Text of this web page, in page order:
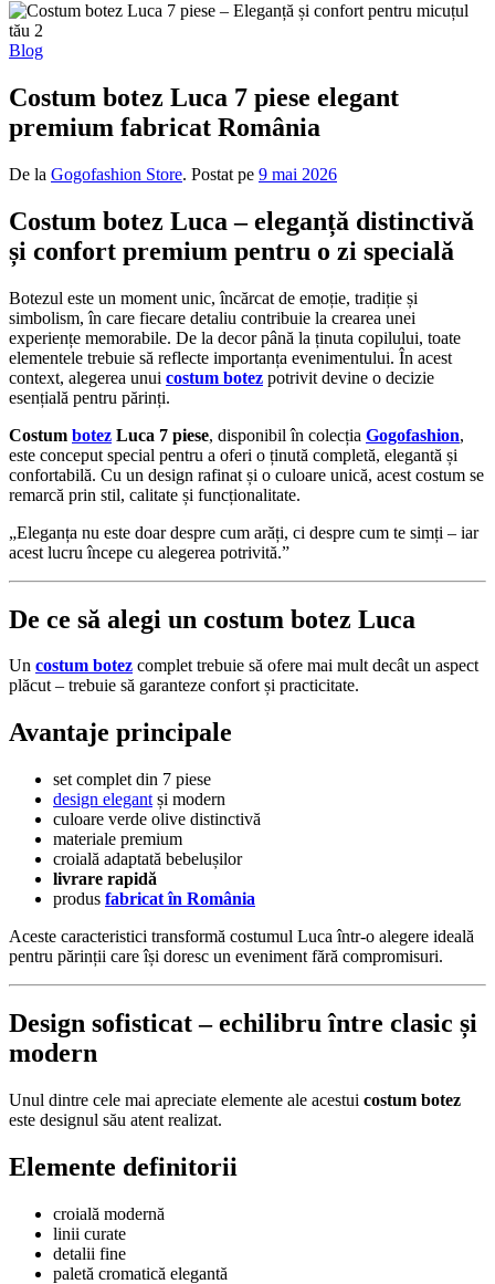
Blog
Costum botez Luca 7 piese elegant
premium fabricat România
De la Gogofashion Store. Postat pe 9 mai 2026
Costum botez Luca – eleganță distinctivă
și confort premium pentru o zi specială
Botezul este un moment unic, încărcat de emoție, tradiție și
simbolism, în care fiecare detaliu contribuie la crearea unei
experiențe memorabile. De la decor până la ținuta copilului, toate
elementele trebuie să reflecte importanța evenimentului. În acest
context, alegerea unui costum botez potrivit devine o decizie
esențială pentru părinți.
Costum botez Luca 7 piese, disponibil în colecția Gogofashion,
este conceput special pentru a oferi o ținută completă, elegantă și
confortabilă. Cu un design rafinat și o culoare unică, acest costum se
remarcă prin stil, calitate și funcționalitate.
„Eleganța nu este doar despre cum arăți, ci despre cum te simți – iar
acest lucru începe cu alegerea potrivită.”
De ce să alegi un costum botez Luca
Un costum botez complet trebuie să ofere mai mult decât un aspect
plăcut – trebuie să garanteze confort și practicitate.
Avantaje principale
set complet din 7 piese
design elegant și modern
culoare verde olive distinctivă
materiale premium
croială adaptată bebelușilor
livrare rapidă
produs fabricat în România
Aceste caracteristici transformă costumul Luca într-o alegere ideală
pentru părinții care își doresc un eveniment fără compromisuri.
Design sofisticat – echilibru între clasic și
modern
Unul dintre cele mai apreciate elemente ale acestui costum botez
este designul său atent realizat.
Elemente definitorii
croială modernă
linii curate
detalii fine
paletă cromatică elegantă